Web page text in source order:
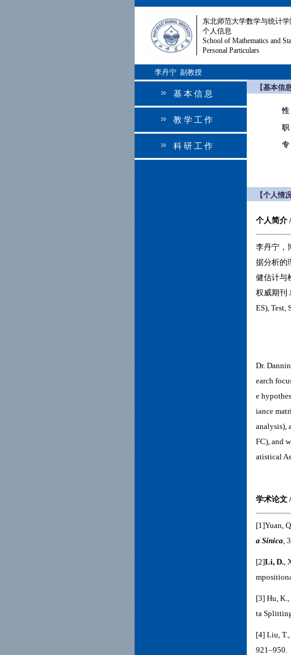
东北师范大学数学与统计
个人信息
School of Mathematics and
Personal Particulars
李丹宁 副教授
基本信息
教学工作
科研工作
【基本信息
【个人情
个人简介
李丹宁，
据分析的
健估计与
权威期刊
ES), Test,
Dr.
earch
e
iance
analysis),
FC), and
atistical
学术论文
[1]Yuan,
a Sinica,
[2]Li, D.,
[3] Hu, K.,
ta
[4] Liu, T.,
921–950.